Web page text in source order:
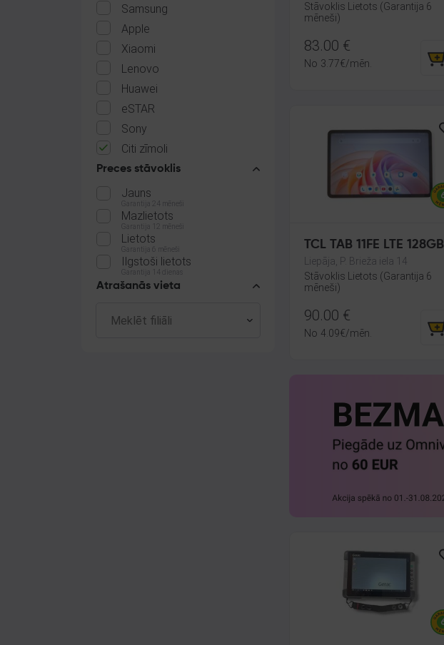
Samsung
Apple
Xiaomi
Lenovo
Huawei
eSTAR
Sony
Citi zīmoli
Preces stāvoklis
Jauns
Garantija 24 mēneši
Mazlietots
Garantija 12 mēneši
Lietots
Garantija 6 mēneši
Ilgstoši lietots
Garantija 14 dienas
Atrašanās vieta
Stāvoklis Lietots (Garantija 6
mēneši)
83.00 €
No 3.77€/mēn.
TCL TAB 11FE LTE 128GB
Liepāja, P. Brieža iela 14
Stāvoklis Lietots (Garantija 6
mēneši)
90.00 €
No 4.09€/mēn.